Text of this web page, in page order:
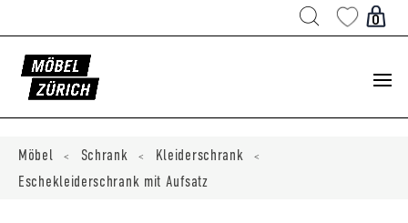
0
Möbel < Schrank < Kleiderschrank <
Eschekleiderschrank mit Aufsatz